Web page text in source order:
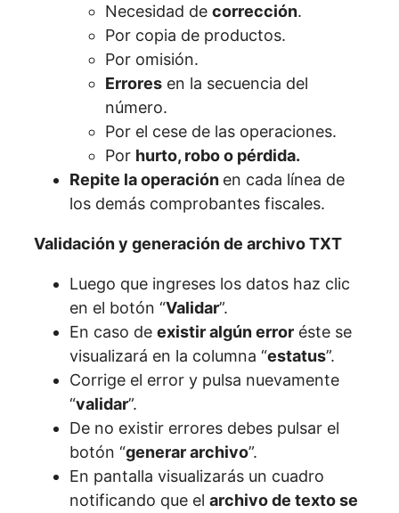
Necesidad de corrección.
Por copia de productos.
Por omisión.
Errores en la secuencia del
número.
Por el cese de las operaciones.
Por hurto, robo o pérdida.
Repite la operación en cada línea de
los demás comprobantes fiscales.
Validación y generación de archivo TXT
Luego que ingreses los datos haz clic
en el botón “Validar”.
En caso de existir algún error éste se
visualizará en la columna “estatus”.
Corrige el error y pulsa nuevamente
“validar”.
De no existir errores debes pulsar el
botón “generar archivo”.
En pantalla visualizarás un cuadro
notificando que el archivo de texto se